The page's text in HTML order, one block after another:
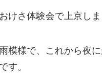
けさ体験会で上京しま
模様で、これから夜
す。